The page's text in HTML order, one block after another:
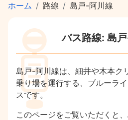
ホーム 路線 島戸-阿川線
バス路線: 島
島戸-阿川線は、細井や木本ク
乗り場を運行する、ブルーラ
スです。
このページをご覧いただくと